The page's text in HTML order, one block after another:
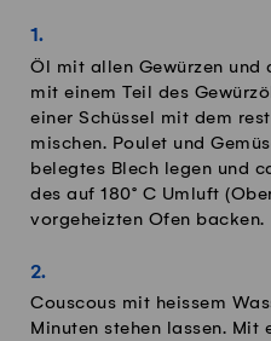
Öl mit allen Gewürzen und
mit einem Teil des
einer Schüssel mit dem
mischen. Poulet und
belegtes Blech legen und
des auf 180° C Umluft
vorgeheizten Ofen backen.
Couscous mit heissem
Minuten stehen lassen. Mit